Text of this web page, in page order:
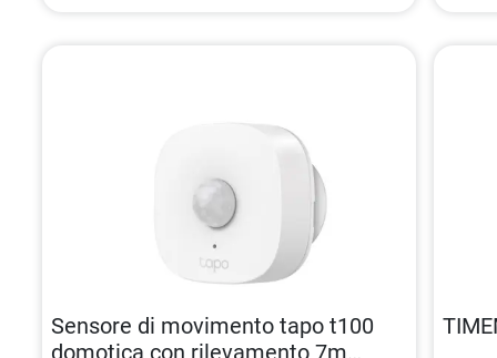
Sensore di movimento tapo t100
domotica con rilevamento 7m